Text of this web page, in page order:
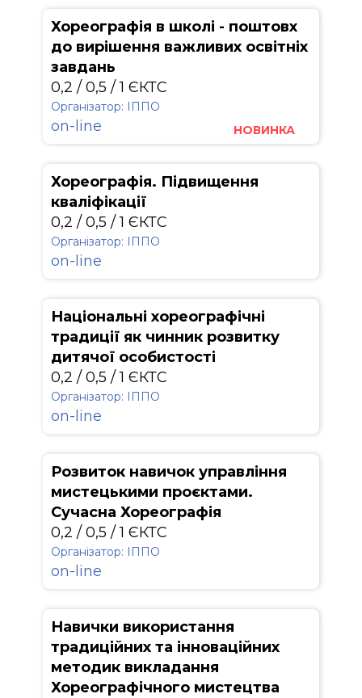
Хореографія в школі - поштовх
до вирішення важливих освітніх
завдань
0,2 / 0,5 / 1 ЄКТС
Організатор: ІППО
on-line НОВИНКА
Хореографія. Підвищення
кваліфікації
0,2 / 0,5 / 1 ЄКТС
Організатор: ІППО
on-line
Національні хореографічні
традиції як чинник розвитку
дитячої особистості
0,2 / 0,5 / 1 ЄКТС
Організатор: ІППО
on-line
Розвиток навичок управління
мистецькими проєктами.
Сучасна Хореографія
0,2 / 0,5 / 1 ЄКТС
Організатор: ІППО
on-line
Навички використання
традиційних та інноваційних
методик викладання
Хореографічного мистецтва